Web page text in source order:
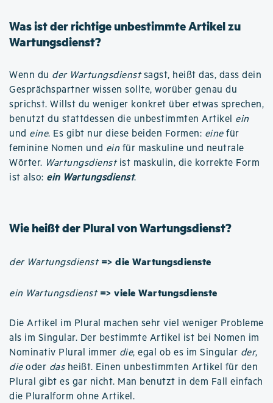
Was ist der richtige unbestimmte Artikel zu
Wartungsdienst?
Wenn du der Wartungsdienstsagst, heißt das, dass dein
Gesprächspartner wissen sollte, worüber genau du
sprichst. Willst du weniger konkret über etwas sprechen,
benutzt du stattdessen die unbestimmten Artikel ein
und eine. Es gibt nur diese beiden Formen: einefür
feminine Nomen und ein für maskuline und neutrale
Wörter. Wartungsdienstist maskulin, die korrekte Form
ist also: ein Wartungsdienst.
Wie heißt der Plural von Wartungsdienst?
der Wartungsdienst => die Wartungsdienste
ein Wartungsdienst => viele Wartungsdienste
Die Artikel im Plural machen sehr viel weniger Probleme
als im Singular. Der bestimmte Artikel ist bei Nomen im
Nominativ Plural immer die, egal ob es im Singular der,
dieoder dasheißt. Einen unbestimmten Artikel für den
Plural gibt es gar nicht. Man benutzt in dem Fall einfach
die Pluralform ohne Artikel.